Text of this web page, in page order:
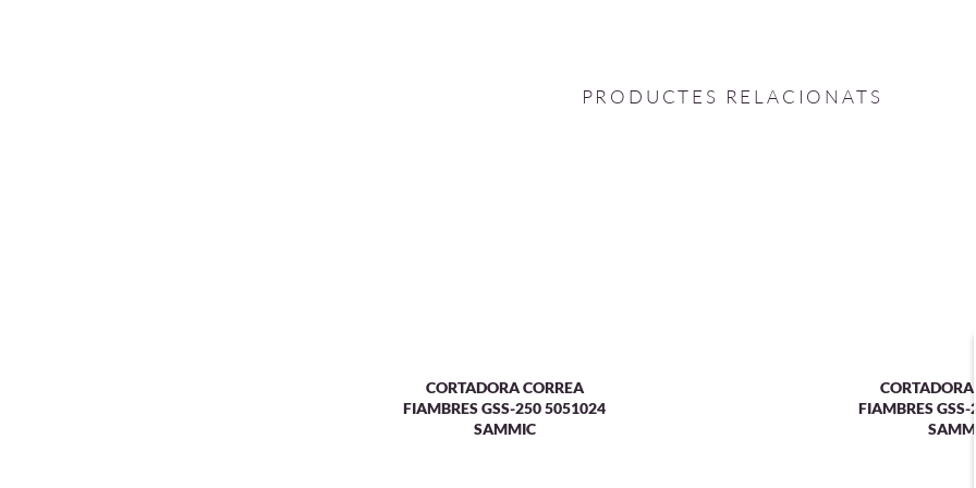
PRODUCTES RELACIONATS
CORTADORA CORREA
FIAMBRES GSS-250 5051024
SAMMIC
FIAMBRES